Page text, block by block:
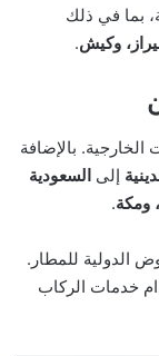
بما في ذلك
وكيش.
الخارجية. بالإضافة
إلى السعودية
ومكة.
الدولية للمطار.
خدمات الركاب